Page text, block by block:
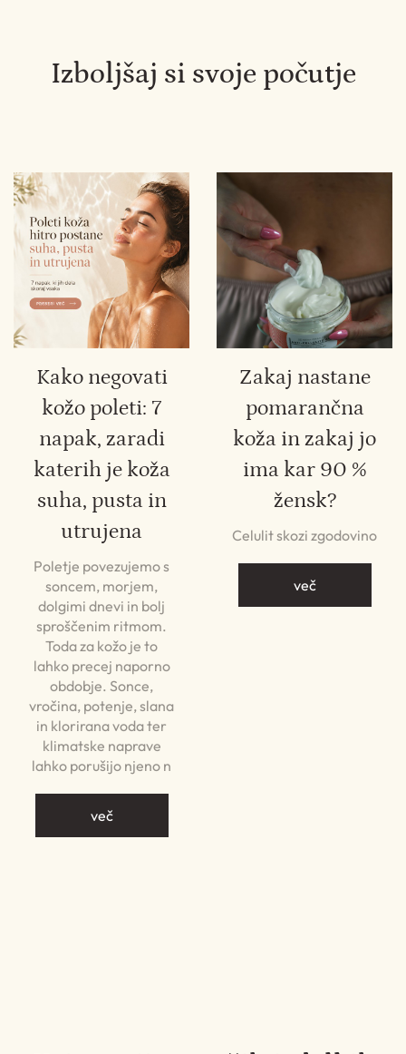
Izboljšaj si svoje počutje
Kako negovati
kožo poleti: 7
napak, zaradi
katerih je koža
suha, pusta in
utrujena
Poletje povezujemo s
soncem, morjem,
dolgimi dnevi in bolj
sproščenim ritmom.
Toda za kožo je to
lahko precej naporno
obdobje. Sonce,
vročina, potenje, slana
in klorirana voda ter
klimatske naprave
lahko porušijo njeno n
več
Zakaj nastane
pomarančna
koža in zakaj jo
ima kar 90 %
žensk?
Celulit skozi zgodovino
več